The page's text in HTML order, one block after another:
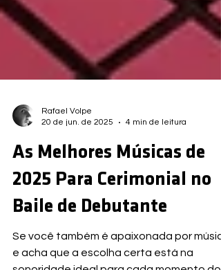
20 de jun. de 2025
4 min de leitura
As Melhores Músicas de
2025 Para Cerimonial no
Baile de Debutante
Se você também é apaixonada por